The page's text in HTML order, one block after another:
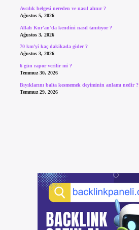
Avcılık belgesi nereden ve nasıl alınır ?
Ağustos 5, 2026
Allah Kur’an’da kendini nasıl tanıtıyor ?
Ağustos 3, 2026
70 km’yi kaç dakikada gider ?
Ağustos 3, 2026
6 gün rapor verilir mi ?
Temmuz 30, 2026
Bıyıklarını balta kesmemek deyiminin anlamı nedir ?
Temmuz 29, 2026